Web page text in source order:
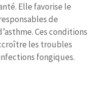
Elle favorise le
de
Ces conditions
les troubles
fongiques.